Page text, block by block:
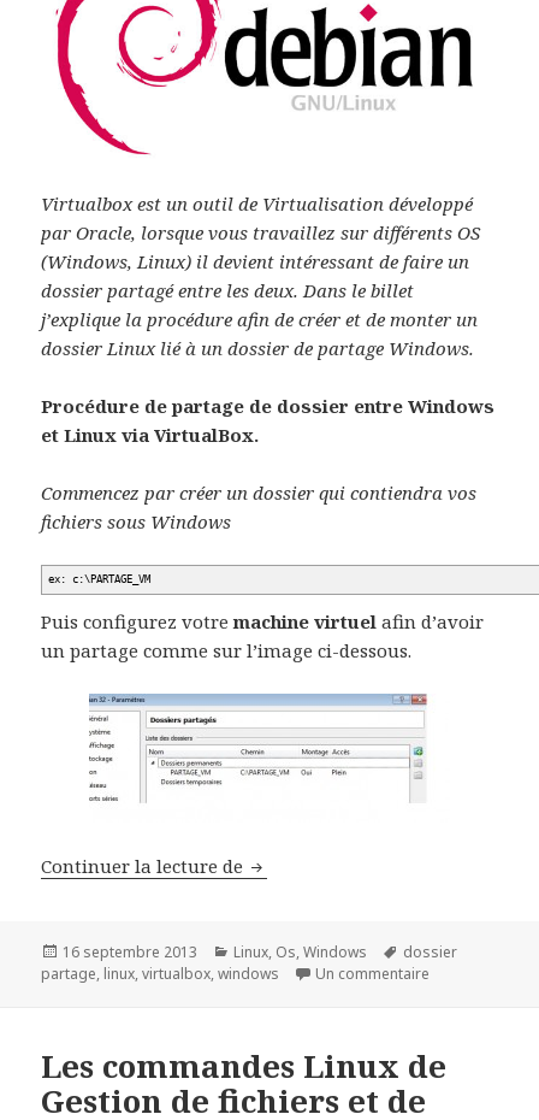
Virtualbox est un outil de Virtualisation développé
par Oracle, lorsque vous travaillez sur différents OS
(Windows, Linux) il devient intéressant de faire un
dossier partagé entre les deux. Dans le billet
j’explique la procédure afin de créer et de monter un
dossier Linux lié à un dossier de partage Windows.
Procédure de partage de dossier entre Windows
et Linux via VirtualBox.
Commencez par créer un dossier qui contiendra vos
fichiers sous Windows
ex: c:\PARTAGE_VM
Puis configurez votre machine virtuel afin d’avoir
un partage comme sur l’image ci-dessous.
Continuer la lecture de Partage de dossier(s) entre
Publié
le
16 septembre 2013 Catégories
Linux, Os,Windows
Mots-
clés
dossier
partage, linux,virtualbox,windows Un commentaire
Les commandes Linux de
Gestion de fichiers et de